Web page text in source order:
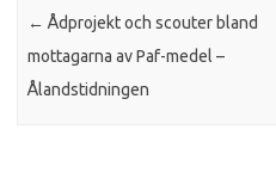
← Ådprojekt och scouter bland
mottagarna av Paf-medel –
Ålandstidningen